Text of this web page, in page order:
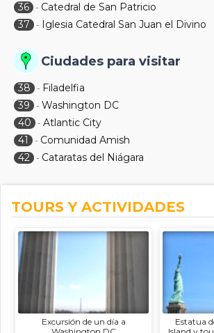
36 - Catedral de San Patricio
37
- Iglesia Catedral San Juan el Divino
Ciudades para visitar
38 - Filadelfia
39
- Washington DC
40
- Atlantic City
41
- Comunidad Amish
42 - Cataratas del Niágara
TOURS Y ACTIVIDADES
Excursión de un día a
Estatua